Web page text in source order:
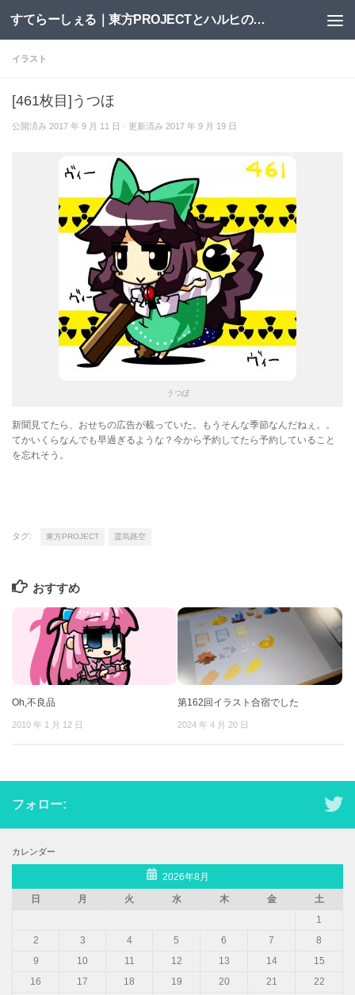
コンテンツへスキップ すてらーしぇる｜東方PROJECTとハルヒの二次創作サイト
イラスト
[461枚目]うつほ
公開済み 2017 年 9 月 11 日 · 更新済み 2017 年 9 月 19 日
うつほ
新聞見てたら、おせちの広告が載っていた。もうそんな季節なんだねぇ。。
てかいくらなんでも早過ぎるような？今から予約してたら予約していること
を忘れそう。
タグ: 東方PROJECT 霊烏路空
おすすめ
Oh,不良品
2010 年 1 月 12 日
第162回イラスト合宿でした
2024 年 4 月 20 日
フォロー:
カレンダー
2026年8月
日
月 火 水 木 金
土
1
2
3 4 5 6 7
8
9
10 11 12 13 14
15
16
17 18 19 20 21
22